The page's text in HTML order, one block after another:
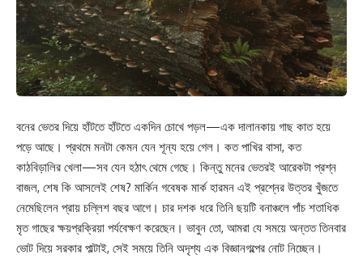
বনের ভেতর দিয়ে হাঁটতে হাঁটতে একদিন চোখে পড়ল—এক দালানকায় গাছ কাত হয়ে
পড়ে আছে। প্রথমে মনটা কেমন যেন শূন্য হয়ে গেল। কত পাখির বাসা, কত
কাঠবিড়ালির খেলা—সব যেন হঠাৎ থেমে গেছে। কিন্তু মনের ভেতরই আরেকটা প্রশ্ন
বাজল, শেষ কি আসলেই শেষ? মার্কিন গবেষক মার্ক হারমন এই প্রশ্নের উত্তর খুঁজতে
নেমেছিলেন প্রায় চল্লিশ বছর আগে। চার দশক ধরে তিনি ছয়টি বনাঞ্চলে পাঁচ শতাধিক
মৃত গাছের ক্ষয়প্রক্রিয়া পর্যবেক্ষণ করেছেন। ভাবুন তো, আমরা যে সময়ে অন্তত তিনবার
ভোট দিয়ে সরকার পাল্টাই, সেই সময়ে তিনি অদৃশ্য এক বিজ্ঞানগল্পের নোট নিচ্ছেন।